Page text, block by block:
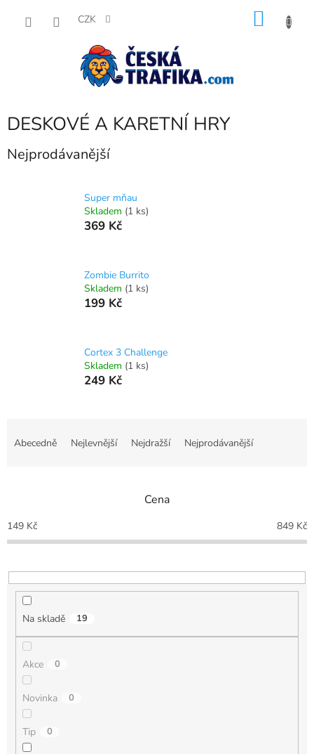
CZK
DESKOVÉ A KARETNÍ HRY
Nejprodávanější
Super mňau
Skladem (1 ks)
369 Kč
Zombie Burrito
Skladem (1 ks)
199 Kč
Cortex 3 Challenge
Skladem (1 ks)
249 Kč
p
r
o
u
Abecedně Nejlevnější Nejdražší Nejprodávanější
Cena
149 Kč 849 Kč
Na skladě 19
Akce 0
Novinka 0
Tip 0